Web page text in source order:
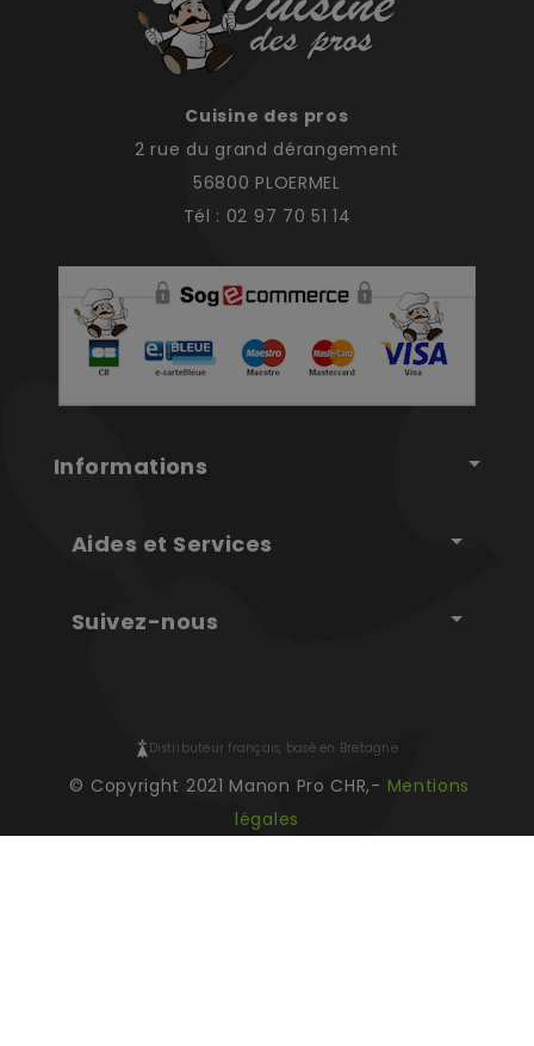
Cuisine des pros
2 rue du grand dérangement
56800 PLOERMEL
Tél : 02 97 70 51 14
Informations
Aides et Services
Suivez-nous
Distributeur français, basé en Bretagne
© Copyright 2021 Manon Pro CHR,- Mentions
légales